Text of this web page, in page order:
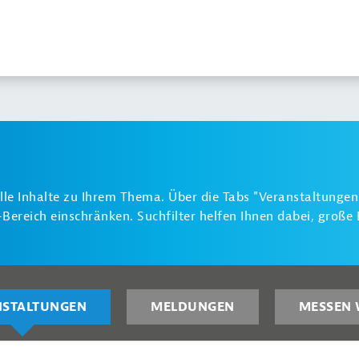
Inhalte zu Ihrem Thema. Über die Tabs
einschränken. Suchfilter helfen Ihnen dabei, große
MELDUNGEN MESSEN